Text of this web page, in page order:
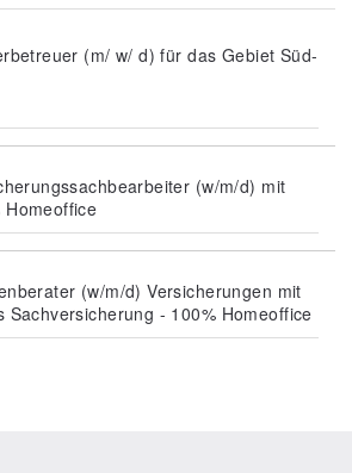
(m/ w/ d) für das Gebiet Süd-
(w/m/d) mit
Homeoffice
(w/m/d) Versicherungen mit
Sachversicherung - 100% Homeoffice